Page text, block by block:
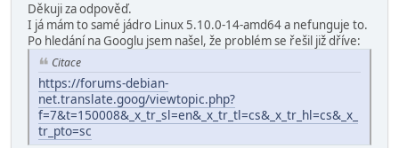
Děkuji za odpověď.
I já mám to samé jádro Linux 5.10.0-14-amd64 a nefunguje to.
Po hledání na Googlu jsem našel, že problém se řešil již dříve:
Citace
https://forums-debian-
net.translate.goog/viewtopic.php?
f=7&t=150008&_x_tr_sl=en&_x_tr_tl=cs&_x_tr_hl=cs&_x_
tr_pto=sc